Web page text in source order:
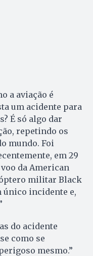
a aviação é
um acidente para
É só algo dar
repetindo os
mundo. Foi
em 29
da American
militar Black
único incidente e,
do acidente
como se
mesmo.”